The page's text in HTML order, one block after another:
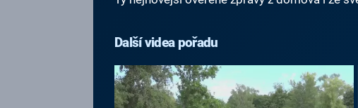
Další videa pořadu